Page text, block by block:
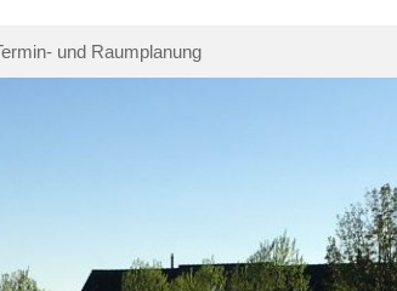
und Raumplanung